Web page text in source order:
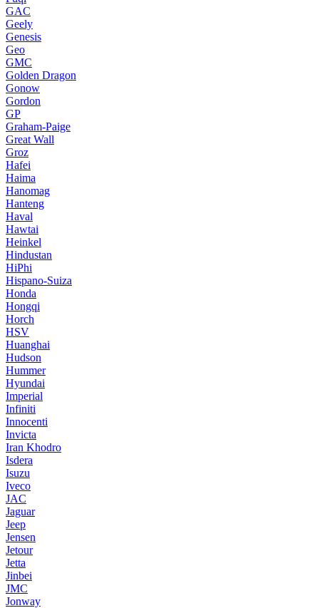
GAC
Geely
Genesis
Geo
GMC
Golden Dragon
Gonow
Gordon
GP
Graham-Paige
Great Wall
Groz
Hafei
Haima
Hanomag
Hanteng
Haval
Hawtai
Heinkel
Hindustan
HiPhi
Hispano-Suiza
Honda
Hongqi
Horch
HSV
Huanghai
Hudson
Hummer
Hyundai
Imperial
Infiniti
Innocenti
Invicta
Iran Khodro
Isdera
Isuzu
Iveco
JAC
Jaguar
Jeep
Jensen
Jetour
Jetta
Jinbei
JMC
Jonway